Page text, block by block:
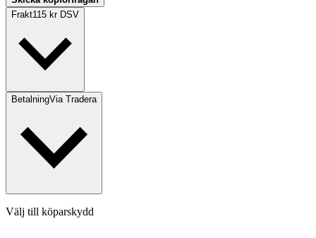
Frakt115 kr DSV
BetalningVia Tradera
Välj till köparskydd